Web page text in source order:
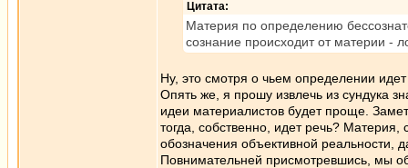
Цитата:
Материя по определению
сознание происходит от материи -
Ну, это смотря о чьем определении
Опять же, я прошу извлечь из сундука
идеи материалистов будет проще.
тогда, собственно, идет речь?
обозначения объективной
Повнимательней присмотревшись, мы